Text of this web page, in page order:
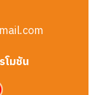
โมชัน